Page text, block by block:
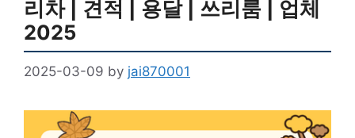
리차 | 견적 | 용달 | 쓰리룸 | 업체
2025
2025-03-09 by jai870001